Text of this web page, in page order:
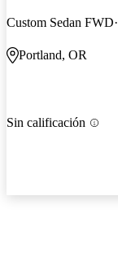
Custom Sedan FWD
Portland, OR
Sin calificación